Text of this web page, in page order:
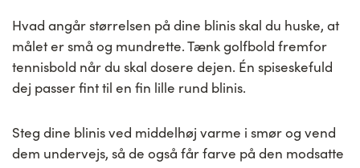
Hvad angår størrelsen på dine blinis skal du huske, at
målet er små og mundrette. Tænk golfbold fremfor
tennisbold når du skal dosere dejen. Én spiseskefuld
dej passer fint til en fin lille rund blinis.
Steg dine blinis ved middelhøj varme i smør og vend
dem undervejs, så de også får farve på den modsatte